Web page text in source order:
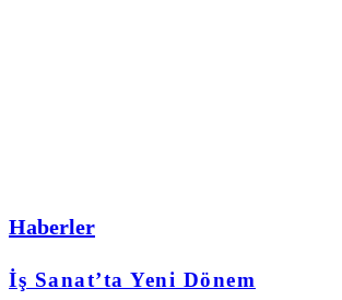
Haberler
İş Sanat’ta Yeni Dönem